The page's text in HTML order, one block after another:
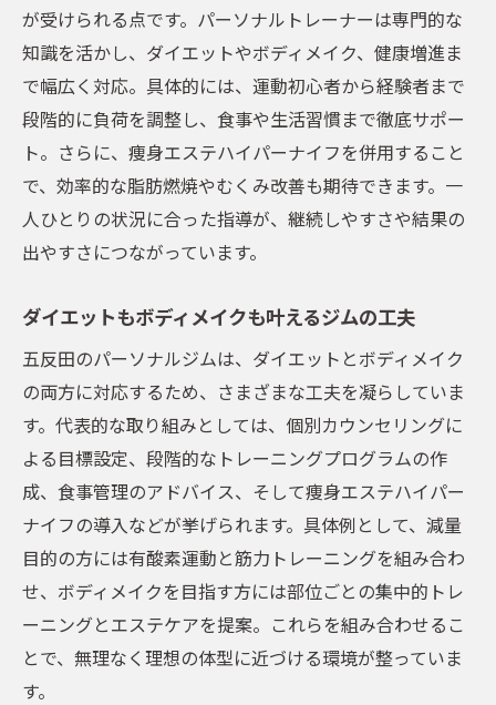
駅近パーソナルジムの通いやすさとメリッ
ト
五反田駅周辺パーソナルジムのアクセス比
較
パーソナルジム選びで重視したい立地条件
忙しい女性に駅近パーソナルジムが最適な
理由
徴
効率的なダイエットを実現するジム活用術
パーソナルジムで叶える効率的ダイエット
法
痩身エステハイパーナイフの活用ポイント
五反田で人気のダイエット実践ジムの特徴
専門トレーナーの食事指導で成果を実感
リバウンド防止に役立つパーソナルジム活
用
運動とエステを組み合わせたボディメイク
が受けられる点です。パーソナルトレーナーは専門的な
知識を活かし、ダイエットやボディメイク、健康増進ま
で幅広く対応。具体的には、運動初心者から経験者まで
段階的に負荷を調整し、食事や生活習慣まで徹底サポー
ト。さらに、痩身エステハイパーナイフを併用すること
で、効率的な脂肪燃焼やむくみ改善も期待できます。一
人ひとりの状況に合った指導が、継続しやすさや結果の
出やすさにつながっています。
ダイエットもボディメイクも叶えるジムの工夫
五反田のパーソナルジムは、ダイエットとボディメイク
の両方に対応するため、さまざまな工夫を凝らしていま
す。代表的な取り組みとしては、個別カウンセリングに
よる目標設定、段階的なトレーニングプログラムの作
成、食事管理のアドバイス、そして痩身エステハイパー
ナイフの導入などが挙げられます。具体例として、減量
目的の方には有酸素運動と筋力トレーニングを組み合わ
せ、ボディメイクを目指す方には部位ごとの集中的トレ
ーニングとエステケアを提案。これらを組み合わせるこ
とで、無理なく理想の体型に近づける環境が整っていま
す。